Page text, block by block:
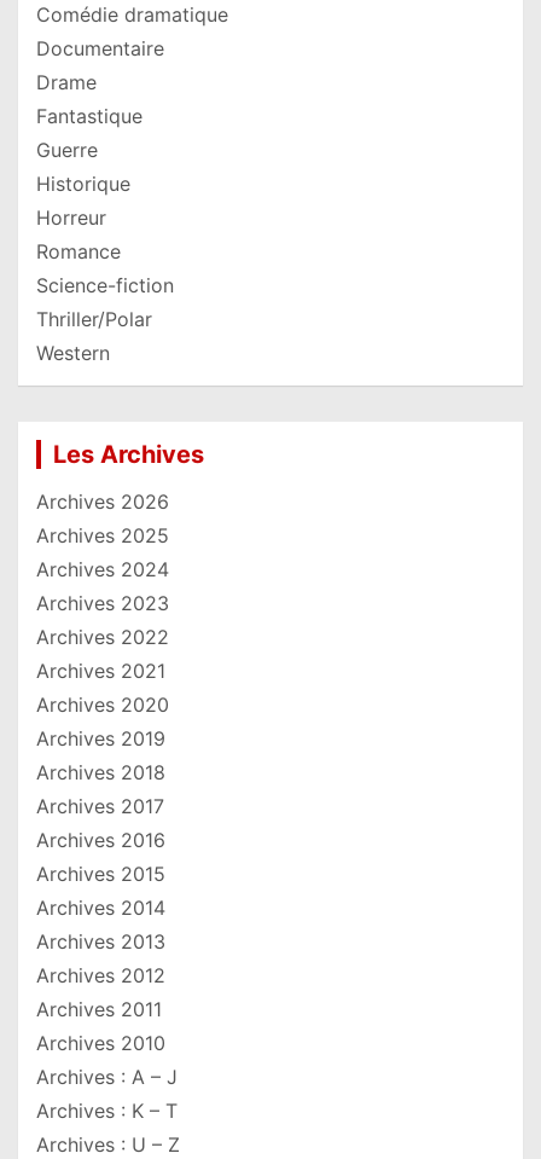
Comédie dramatique
Documentaire
Drame
Fantastique
Guerre
Historique
Horreur
Romance
Science-fiction
Thriller/Polar
Western
Les Archives
Archives 2026
Archives 2025
Archives 2024
Archives 2023
Archives 2022
Archives 2021
Archives 2020
Archives 2019
Archives 2018
Archives 2017
Archives 2016
Archives 2015
Archives 2014
Archives 2013
Archives 2012
Archives 2011
Archives 2010
Archives : A – J
Archives : K – T
Archives : U – Z